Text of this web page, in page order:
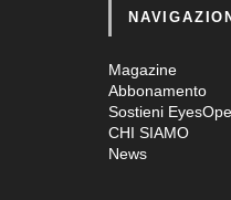
Magazine
Abbonamento
Sostieni
CHI SIAMO
News